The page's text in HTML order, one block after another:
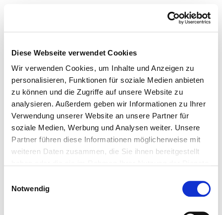
Diese Webseite verwendet Cookies
Wir verwenden Cookies, um Inhalte und Anzeigen zu
personalisieren, Funktionen für soziale Medien anbieten
zu können und die Zugriffe auf unsere Website zu
analysieren. Außerdem geben wir Informationen zu Ihrer
Verwendung unserer Website an unsere Partner für
soziale Medien, Werbung und Analysen weiter. Unsere
Partner führen diese Informationen möglicherweise mit
weiteren Daten zusammen, die Sie ihnen bereitgestellt
Notwendig